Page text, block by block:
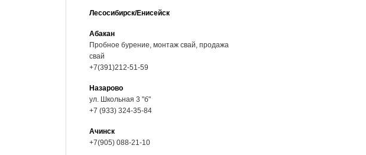
Лесосибирск/Енисейск
Абакан
Пробное бурение, монтаж свай, продажа
свай
+7(391)212-51-59
Назарово
ул. Школьная 3 "б"
+7 (933) 324-35-84
Ачинск
+7(905) 088-21-10